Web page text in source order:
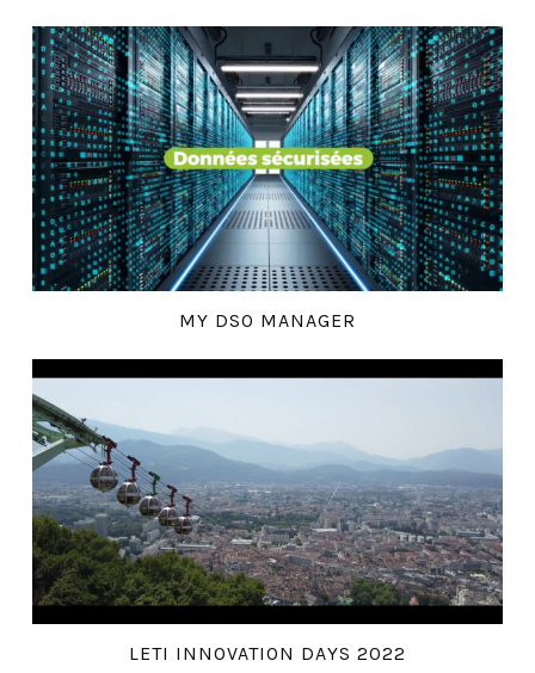
MY DSO MANAGER
LETI INNOVATION DAYS 2022